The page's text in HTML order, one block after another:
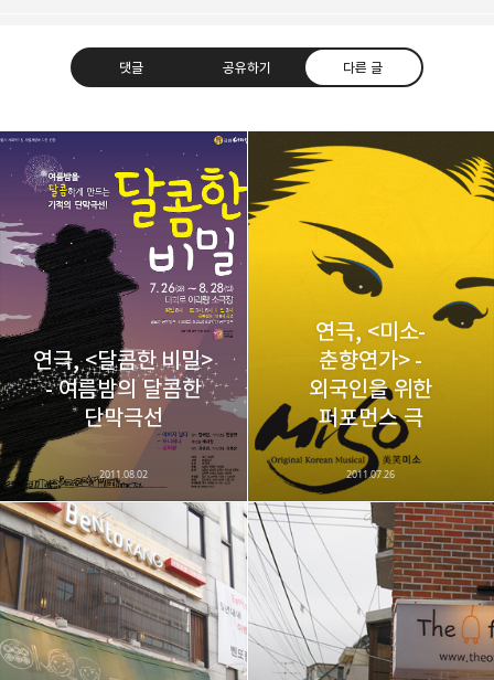
댓글 공유하기 다른 글
레이니아
다방면의 깊은 관심과 얕은 이해도를 갖춘 보편적
비주류이자 진화하는 영원한 주변인.
구독하기
구독하기 카카오톡 라인
카카오스토리 밴드 네이버 블로그
연극, <달콤한 비밀>
- 여름밤의 달콤한
단막극선
2011.08.02
연극, <미소-
춘향연가> -
외국인을 위한
퍼포먼스 극
2011.07.26